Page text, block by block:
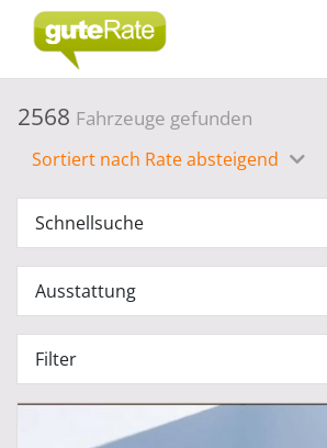
2568 Fahrzeuge gefunden
Sortiert nach Rate absteigend
Schnellsuche
Ausstattung
Filter